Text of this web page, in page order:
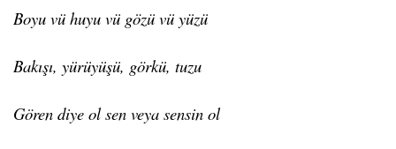
Boyu vü huyu vü gözü vü yüzü
Bakışı, yürüyüşü, görkü, tuzu
Gören diye ol sen veya sensin ol